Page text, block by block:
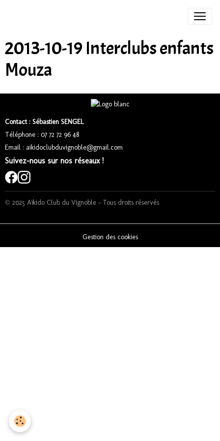
2013-10-19 Interclubs enfants
Mouza
Contact : Sébastien SENGEL
Téléphone : 07 72 72 96 48
Email : aikidoclubduvignoble@gmail.com
Suivez-nous sur nos réseaux !
© 2025 Aïkido Club du Vignoble – Tous droits réservés
Gestion des cookies